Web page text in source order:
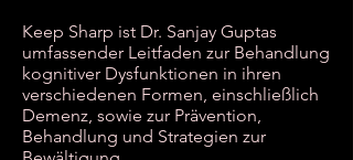
Keep Sharp ist Dr. Sanjay Guptas
umfassender Leitfaden zur Behandlung
kognitiver Dysfunktionen in ihren
verschiedenen Formen, einschließlich
Demenz, sowie zur Prävention,
Behandlung und Strategien zur